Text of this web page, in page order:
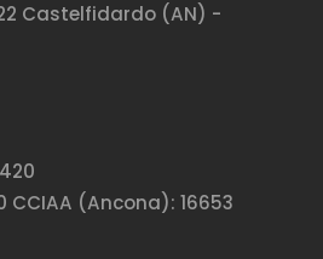
Castelfidardo (AN) -
CCIAA (Ancona): 16653